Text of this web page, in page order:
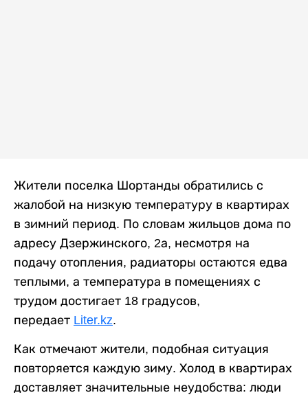
Жители поселка Шортанды обратились с
жалобой на низкую температуру в квартирах
в зимний период. По словам жильцов дома по
адресу Дзержинского, 2а, несмотря на
подачу отопления, радиаторы остаются едва
теплыми, а температура в помещениях с
трудом достигает 18 градусов,
передает Liter.kz.
Как отмечают жители, подобная ситуация
повторяется каждую зиму. Холод в квартирах
доставляет значительные неудобства: люди